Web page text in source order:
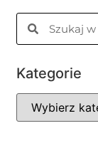
Kategorie